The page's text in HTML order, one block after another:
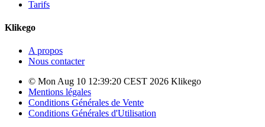
Tarifs
Klikego
A propos
Nous contacter
© Mon Aug 10 12:39:20 CEST 2026 Klikego
Mentions légales
Conditions Générales de Vente
Conditions Générales d'Utilisation